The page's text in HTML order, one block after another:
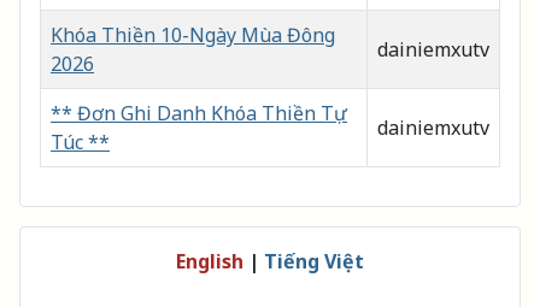
English | Tiếng Việt
Khóa Thiền 10-Ngày Mùa Đông
2026
dainiemxutv
** Đơn Ghi Danh Khóa Thiền Tự
Túc **
dainiemxutv